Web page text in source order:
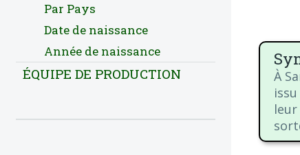
À
Par Pays
Date de naissance
Année de naissance
ÉQUIPE DE PRODUCTION